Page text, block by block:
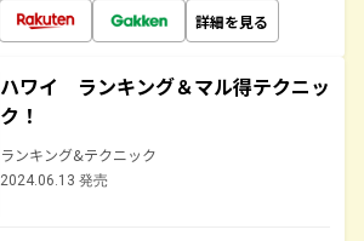
詳細を見る
ハワイ ランキング＆マル得テクニッ
ク！
ランキング&テクニック
2024.06.13 発売